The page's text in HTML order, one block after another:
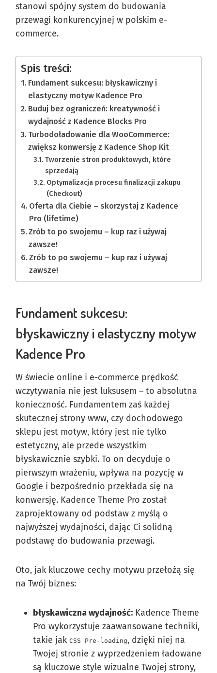
stanowi spójny system do budowania
przewagi konkurencyjnej w polskim e-
commerce.
Spis treści:
Fundament sukcesu: błyskawiczny i
elastyczny motyw Kadence Pro
Buduj bez ograniczeń: kreatywność i
wydajność z Kadence Blocks Pro
Turbodoładowanie dla WooCommerce:
zwiększ konwersję z Kadence Shop Kit
Tworzenie stron produktowych, które
sprzedają
Optymalizacja procesu finalizacji zakupu
(Checkout)
Oferta dla Ciebie – skorzystaj z Kadence
Pro (lifetime)
Zrób to po swojemu – kup raz i używaj
zawsze!
Zrób to po swojemu – kup raz i używaj
zawsze!
Fundament sukcesu:
błyskawiczny i elastyczny motyw
Kadence Pro
W świecie online i e-commerce prędkość
wczytywania nie jest luksusem – to absolutna
konieczność. Fundamentem zaś każdej
skutecznej strony www, czy dochodowego
sklepu jest motyw, który jest nie tylko
estetyczny, ale przede wszystkim
błyskawicznie szybki. To on decyduje o
pierwszym wrażeniu, wpływa na pozycję w
Google i bezpośrednio przekłada się na
konwersję. Kadence Theme Pro został
zaprojektowany od podstaw z myślą o
najwyższej wydajności, dając Ci solidną
podstawę do budowania przewagi.
Oto, jak kluczowe cechy motywu przełożą się
na Twój biznes:
błyskawiczna wydajność: Kadence Theme
Pro wykorzystuje zaawansowane techniki,
takie jak CSS Pre-loading, dzięki niej na
Twojej stronie z wyprzedzeniem ładowane
są kluczowe style wizualne Twojej strony,